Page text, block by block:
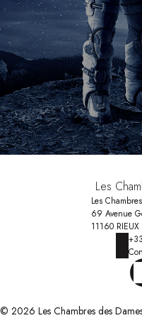
Les
Les
69 Avenue
11160
© 2026 Les Chambres des